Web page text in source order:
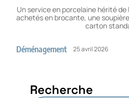
Un service en porcelaine hérité de
achetés en brocante, une
carton
Déménagement 25 avril 2026
Recherche